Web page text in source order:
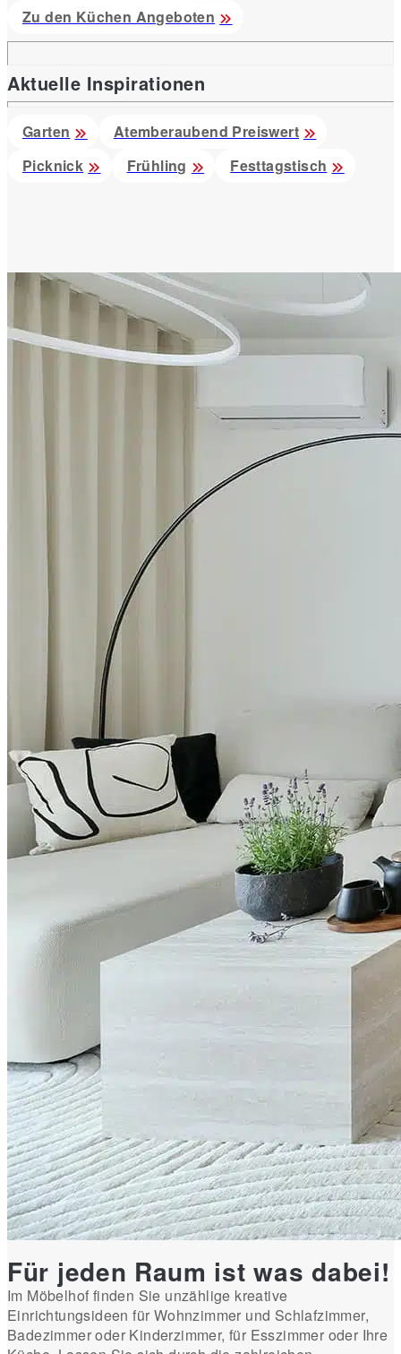
Zu den Küchen Angeboten
Aktuelle Inspirationen
Garten
Atemberaubend Preiswert
Picknick
Frühling Festtagstisch
Für jeden Raum ist was dabei!
Im Möbelhof finden Sie unzählige kreative
Einrichtungsideen für Wohnzimmer und Schlafzimmer,
Badezimmer oder Kinderzimmer, für Esszimmer oder Ihre